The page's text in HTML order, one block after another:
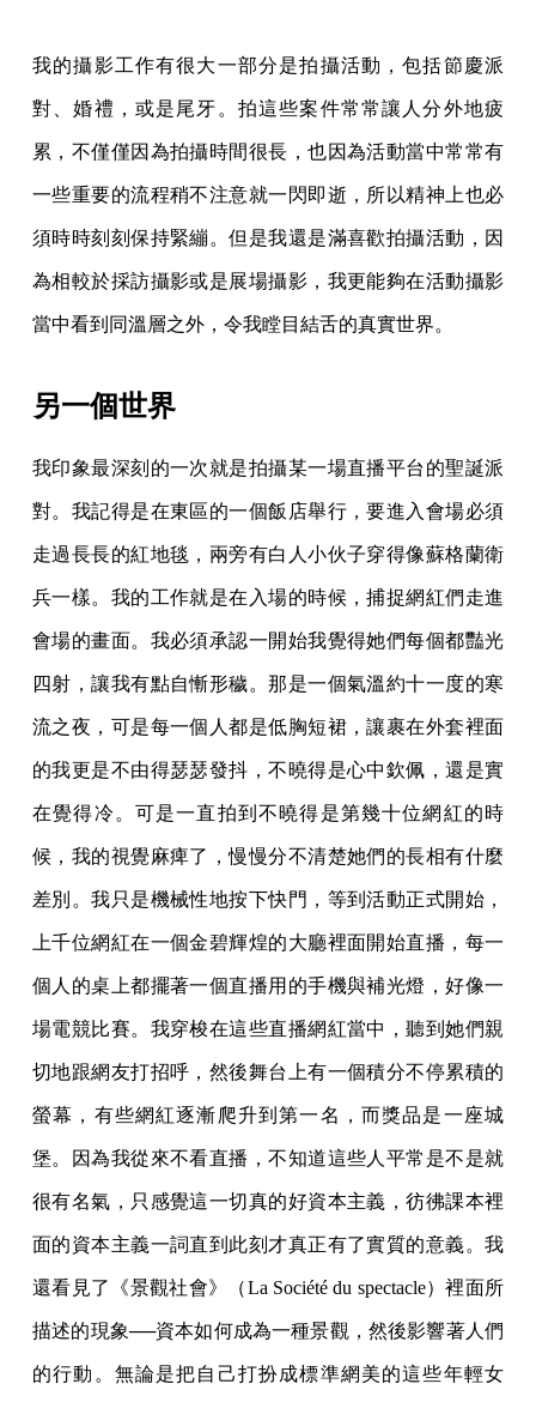
我的攝影工作有很大一部分是拍攝活動，包括節慶派
對、婚禮，或是尾牙。拍這些案件常常讓人分外地疲
累，不僅僅因為拍攝時間很長，也因為活動當中常常有
一些重要的流程稍不注意就一閃即逝，所以精神上也必
須時時刻刻保持緊繃。但是我還是滿喜歡拍攝活動，因
為相較於採訪攝影或是展場攝影，我更能夠在活動攝影
當中看到同溫層之外，令我瞠目結舌的真實世界。
另一個世界
我印象最深刻的一次就是拍攝某一場直播平台的聖誕派
對。我記得是在東區的一個飯店舉行，要進入會場必須
走過長長的紅地毯，兩旁有白人小伙子穿得像蘇格蘭衛
兵一樣。我的工作就是在入場的時候，捕捉網紅們走進
會場的畫面。我必須承認一開始我覺得她們每個都豔光
四射，讓我有點自慚形穢。那是一個氣溫約十一度的寒
流之夜，可是每一個人都是低胸短裙，讓裹在外套裡面
的我更是不由得瑟瑟發抖，不曉得是心中欽佩，還是實
在覺得冷。可是一直拍到不曉得是第幾十位網紅的時
候，我的視覺麻痺了，慢慢分不清楚她們的長相有什麼
差別。我只是機械性地按下快門，等到活動正式開始，
上千位網紅在一個金碧輝煌的大廳裡面開始直播，每一
個人的桌上都擺著一個直播用的手機與補光燈，好像一
場電競比賽。我穿梭在這些直播網紅當中，聽到她們親
切地跟網友打招呼，然後舞台上有一個積分不停累積的
螢幕，有些網紅逐漸爬升到第一名，而獎品是一座城
堡。因為我從來不看直播，不知道這些人平常是不是就
很有名氣，只感覺這一切真的好資本主義，彷彿課本裡
面的資本主義一詞直到此刻才真正有了實質的意義。我
還看見了《景觀社會》（La Société du spectacle）裡面所
描述的現象──資本如何成為一種景觀，然後影響著人們
的行動。無論是把自己打扮成標準網美的這些年輕女